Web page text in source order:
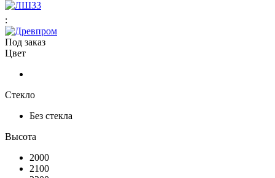
:
Под заказ
Цвет
Стекло
Без стекла
Высота
2000
2100